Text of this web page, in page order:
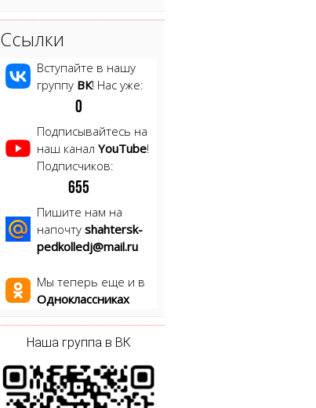
Ссылки
Вступайте в нашу
группу ВК! Нас уже:
0
Подписывайтесь на
наш канал YouTube!
Подписчиков:
655
Пишите нам на
напочту shahtersk-
pedkolledj@mail.ru
Мы теперь еще и в
Одноклассниках
Наша группа в ВК